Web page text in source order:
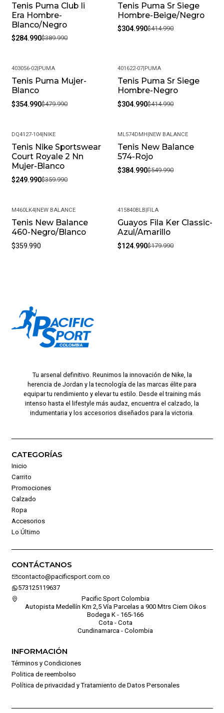
-27%
Tenis Puma Club Ii
Era Hombre-
Blanco/Negro
$284.990$389.990
-27%
Tenis Puma Sr Siege
Hombre-Beige/Negro
$304.990$414.990
-26%
403056-02|PUMA
Tenis Puma Mujer-
Blanco
$354.990$479.990
-27%
401622-07|PUMA
Tenis Puma Sr Siege
Hombre-Negro
$304.990$414.990
-31%
DQ4127-104|NIKE
Tenis Nike Sportswear
Court Royale 2 Nn
Mujer-Blanco
$249.990$359.990
-30%
ML574DMH|NEW BALANCE
Tenis New Balance
574-Rojo
$384.990$549.990
M460LK4|NEW BALANCE
Tenis New Balance
460-Negro/Blanco
$359.990
-31%
415840BLB|FILA
Guayos Fila Ker Classic-
Azul/Amarillo
$124.990$179.990
Tu arsenal definitivo. Reunimos la innovación de Nike, la
herencia de Jordan y la tecnología de las marcas élite para
equipar tu rendimiento y elevar tu estilo. Desde el training más
intenso hasta el lifestyle más audaz, encuentra el calzado, la
indumentaria y los accesorios diseñados para la victoria.
CATEGORÍAS
Inicio
Carrito
Promociones
Calzado
Ropa
Accesorios
Lo Último
CONTÁCTANOS
contacto@pacificsport.com.co
573125119637
Pacific Sport Colombia
Autopista Medellín Km 2,5 Vía Parcelas a 900 Mtrs Ciem Oikos
Bodega K - 165-166
Cota - Cota
Cundinamarca - Colombia
INFORMACIÓN
Términos y Condiciones
Politica de reembolso
Política de privacidad y Tratamiento de Datos Personales